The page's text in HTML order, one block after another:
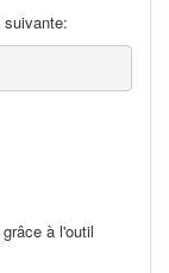
à l'outil